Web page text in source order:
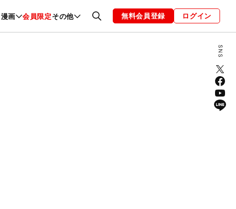
漫画 会員限定その他
ファッション 恋愛・結婚 編集部 お知らせ
無料会員登録 ログイン